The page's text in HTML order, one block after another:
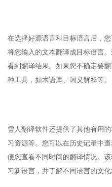
在选择好源语言和目标语言后，
将您输入的文本翻译成目标语言
看到翻译结果。如果您不确定要
种工具，如术语库、词义解释等。
雪人翻译软件还提供了其他有用
习资源等。您可以在历史记录中
便您查看不同时间的翻译情况。
习新语言，并了解不同语言的文化